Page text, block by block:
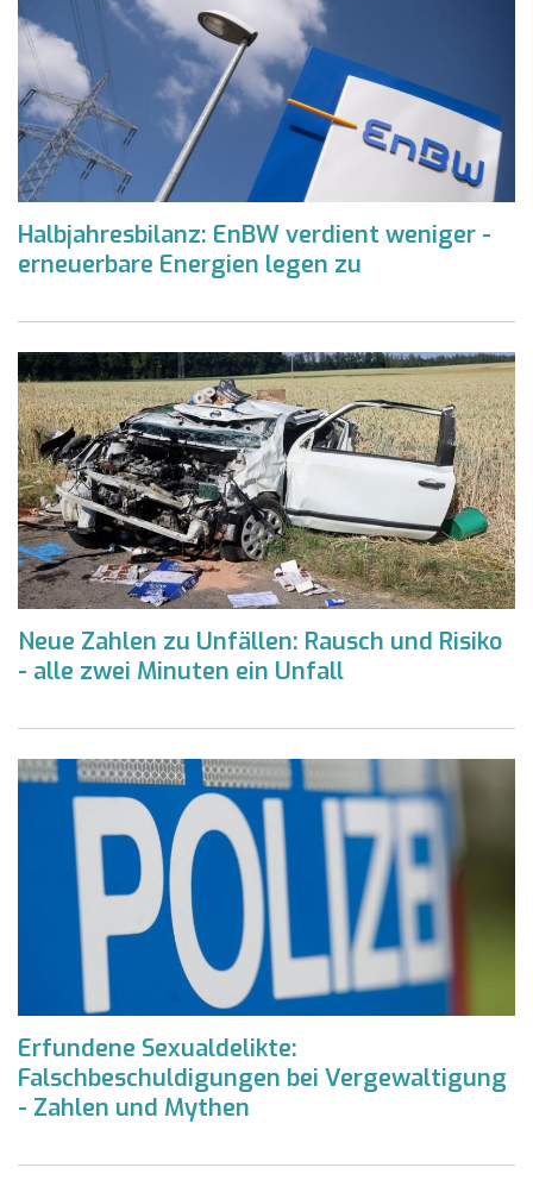
Halbjahresbilanz: EnBW verdient weniger -
erneuerbare Energien legen zu
Neue Zahlen zu Unfällen: Rausch und Risiko
- alle zwei Minuten ein Unfall
Erfundene Sexualdelikte:
Falschbeschuldigungen bei Vergewaltigung
- Zahlen und Mythen